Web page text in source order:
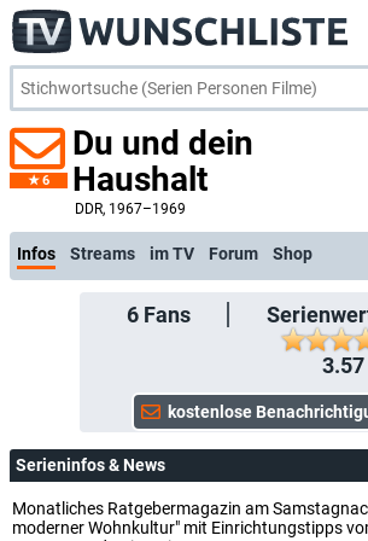
6
Du und dein
Haushalt
DDR, 1967–1969
Infos Streams im TV Forum Shop
6Fans
3.57
Serieninfos & News
Monatliches Ratgebermagazin am
moderner Wohnkultur" mit Einrichtungstipps